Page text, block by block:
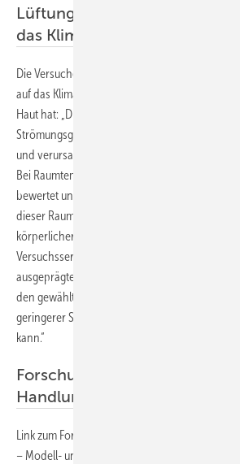
Lüftungsart hat signifikanten
das Klimaempfinden
Die Versuche zeigten, dass die Lüftungsart
auf das Klimaempfinden und die Verdunstung
Haut hat: „Die Quelllüftung mit geringeren
Strömungsgeschwindigkeiten wird von
und verursacht in der Tendenz eine geringere
Bei Raumtemperaturen von 20 °C wird das
bewertet und die Abdunstung verringert sich.
dieser Raumtemperatur eine geringere
körperlicher Empfindungen zu beobachten. Ein
Versuchsserien zeigte, dass der Einfluss der
ausgeprägter darstellt als die Variation der
den gewählten Eckpunkten [und] eine
geringerer Strömungsgeschwindigkeiten
kann.“
Forschungsbericht und
Handlungsempfehlung
Link zum Forschungsbericht „Intelligente
– Modell- und Laboruntersuchungen zur